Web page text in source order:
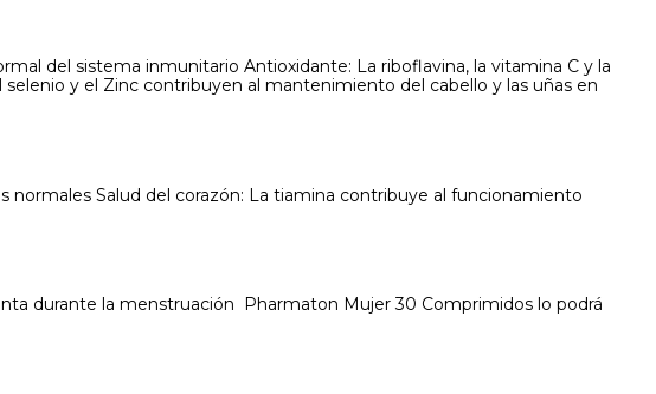
del sistema inmunitario Antioxidante: La riboflavina, la vitamina C y la
y el Zinc contribuyen al mantenimiento del cabello y las uñas en
Salud del corazón: La tiamina contribuye al funcionamiento
durante la menstruación Pharmaton Mujer 30 Comprimidos lo podrá